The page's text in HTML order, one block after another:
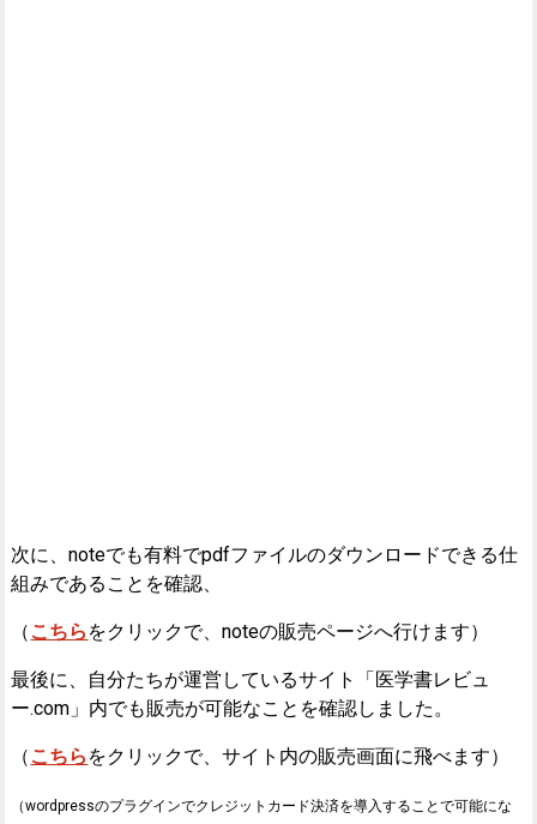
次に、noteでも有料でpdfファイルのダウンロードできる仕
組みであることを確認、
（ こちら をクリックで、noteの販売ページへ行けます）
最後に、自分たちが運営しているサイト「医学書レビュ
ー.com」内でも販売が可能なことを確認しました。
（ こちら をクリックで、サイト内の販売画面に飛べます）
（wordpressのプラグインでクレジットカード決済を導入することで可能にな